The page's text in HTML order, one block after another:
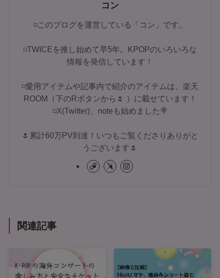
コン
◽このブログを運営している「コン」です。
◽TWICEを推し始めて早5年。KPOPのいろいろな
情報を発信しています！
◽愛用アイテムや記事内で紹介のアイテムは、楽天
ROOM（下のRボタンから🌷 ）に載せています！
◽X(Twitter)、noteも始めました🍭
🌷累計60万PV到達！いつもご覧くださりありがと
うございます🌷
関連記事